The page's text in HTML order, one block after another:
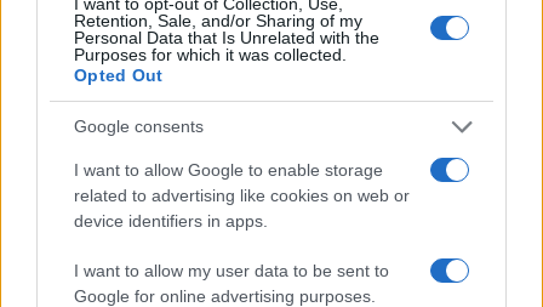
Retention, Sale, and/or Sharing of my
Personal Data that Is Unrelated with the
Purposes for which it was collected.
Opted Out
Google consents
I want to allow Google to enable storage
related to advertising like cookies on web or
device identifiers in apps.
I want to allow my user data to be sent to
Google for online advertising purposes.
RECENSIONI TECH